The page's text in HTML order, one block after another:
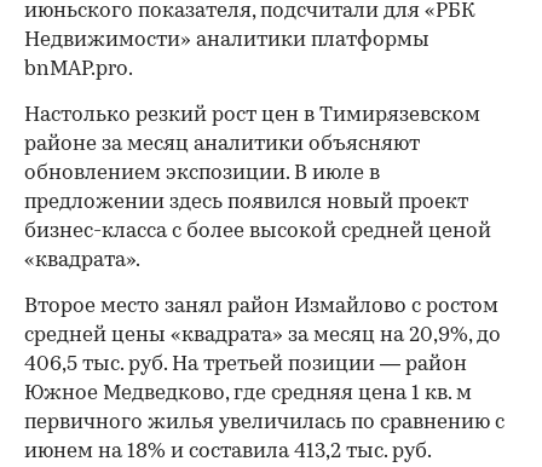
июньского показателя, подсчитали для «РБК
Недвижимости» аналитики платформы
bnMAP.pro.
Настолько резкий рост цен в Тимирязевском
районе за месяц аналитики объясняют
обновлением экспозиции. В июле в
предложении здесь появился новый проект
бизнес-класса с более высокой средней ценой
«квадрата».
Второе место занял район Измайлово с ростом
средней цены «квадрата» за месяц на 20,9%, до
406,5 тыс. руб. На третьей позиции — район
Южное Медведково, где средняя цена 1 кв. м
первичного жилья увеличилась по сравнению с
июнем на 18% и составила 413,2 тыс. руб.